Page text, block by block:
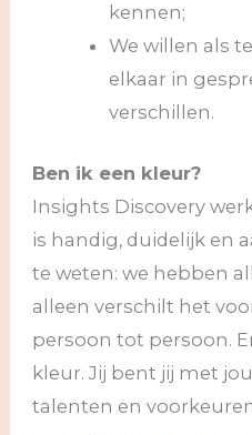
kennen;
We willen als
elkaar in
verschillen.
Ben ik een kleur?
Insights Discovery
is handig, duidelijk en
te weten: we hebben
alleen verschilt het
persoon tot persoon.
kleur. Jij bent jij met
talenten en